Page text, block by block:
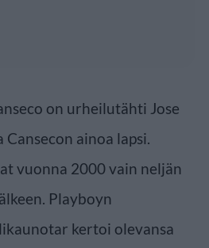
on urheilutähti Jose
Cansecon ainoa lapsi.
vuonna 2000 vain neljän
Playboyn
kertoi olevansa